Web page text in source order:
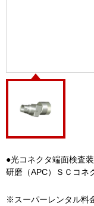
●光コネクタ端面検査
研磨（APC）ＳＣコネ
※スーパーレンタル料